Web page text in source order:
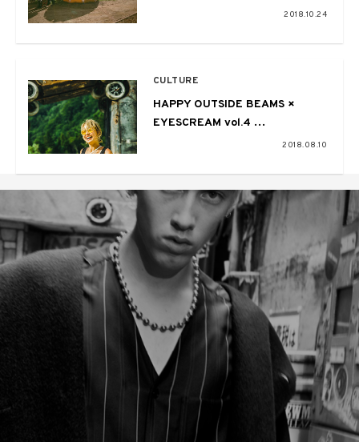
トレポート 〜都市と街を繋ぐ新た
2018.10.24
CULTURE
HAPPY OUTSIDE BEAMS ×
EYESCREAM vol.4
〜FUJI ROCK FESTIVAL ’18〜
2018.08.10